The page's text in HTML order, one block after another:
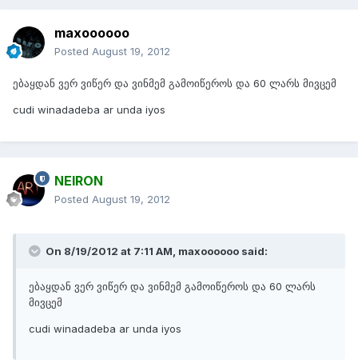
maxoooooo
Posted August 19, 2012
ებაყდან ვერ ვიწერ და ვინმემ გამოიწეროს და 60 ლარს მივცემ
cudi winadadeba ar unda iyos
NEIRON
Posted August 19, 2012
On 8/19/2012 at 7:11 AM, maxoooooo said:
ებაყდან ვერ ვიწერ და ვინმემ გამოიწეროს და 60 ლარს
მივცემ
cudi winadadeba ar unda iyos